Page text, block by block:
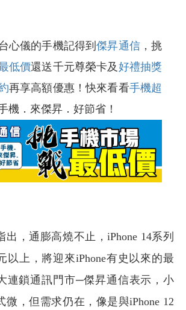
心儀的手機記得到傑昇通信，挑
低價還送千元尊榮卡及好禮抽獎
再享高額優惠！快來看看手機超
機．來傑昇．好節省！
，通膨高燒不止，iPhone 14系列
以上，將迎來iPhone有史以來的最
連鎖通訊門市─傑昇通信表示，小
微，但需求仍在，像是與iPhone 12